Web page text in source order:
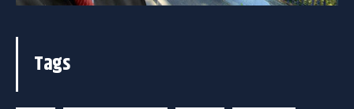
Tags